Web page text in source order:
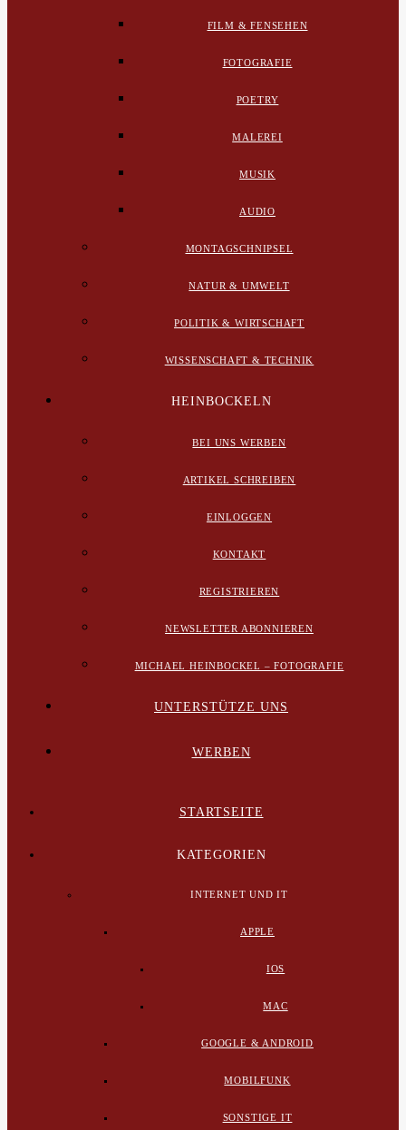
FILM & FENSEHEN
FOTOGRAFIE
POETRY
MALEREI
MUSIK
AUDIO
MONTAGSCHNIPSEL
NATUR & UMWELT
POLITIK & WIRTSCHAFT
WISSENSCHAFT & TECHNIK
HEINBOCKELN
BEI UNS WERBEN
ARTIKEL SCHREIBEN
EINLOGGEN
KONTAKT
REGISTRIEREN
NEWSLETTER ABONNIEREN
MICHAEL HEINBOCKEL – FOTOGRAFIE
UNTERSTÜTZE UNS
WERBEN
STARTSEITE
KATEGORIEN
INTERNET UND IT
APPLE
IOS
MAC
GOOGLE & ANDROID
MOBILFUNK
SONSTIGE IT